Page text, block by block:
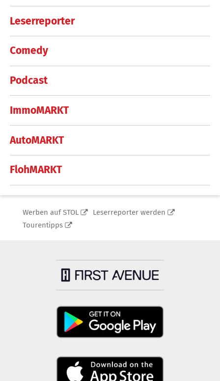
Leserreporter
Comedy
Podcast
ImmoMARKT
AutoMARKT
FlohMARKT
Werben auf STOL
Leserreporter werden
Tourentipps